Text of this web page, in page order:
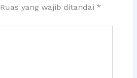
Ruas yang wajib ditandai *